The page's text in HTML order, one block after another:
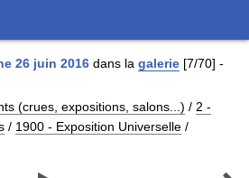
26 juin 2016 dans la galerie [7/70] -
(crues, expositions, salons...) / 2 -
/ 1900 - Exposition Universelle /